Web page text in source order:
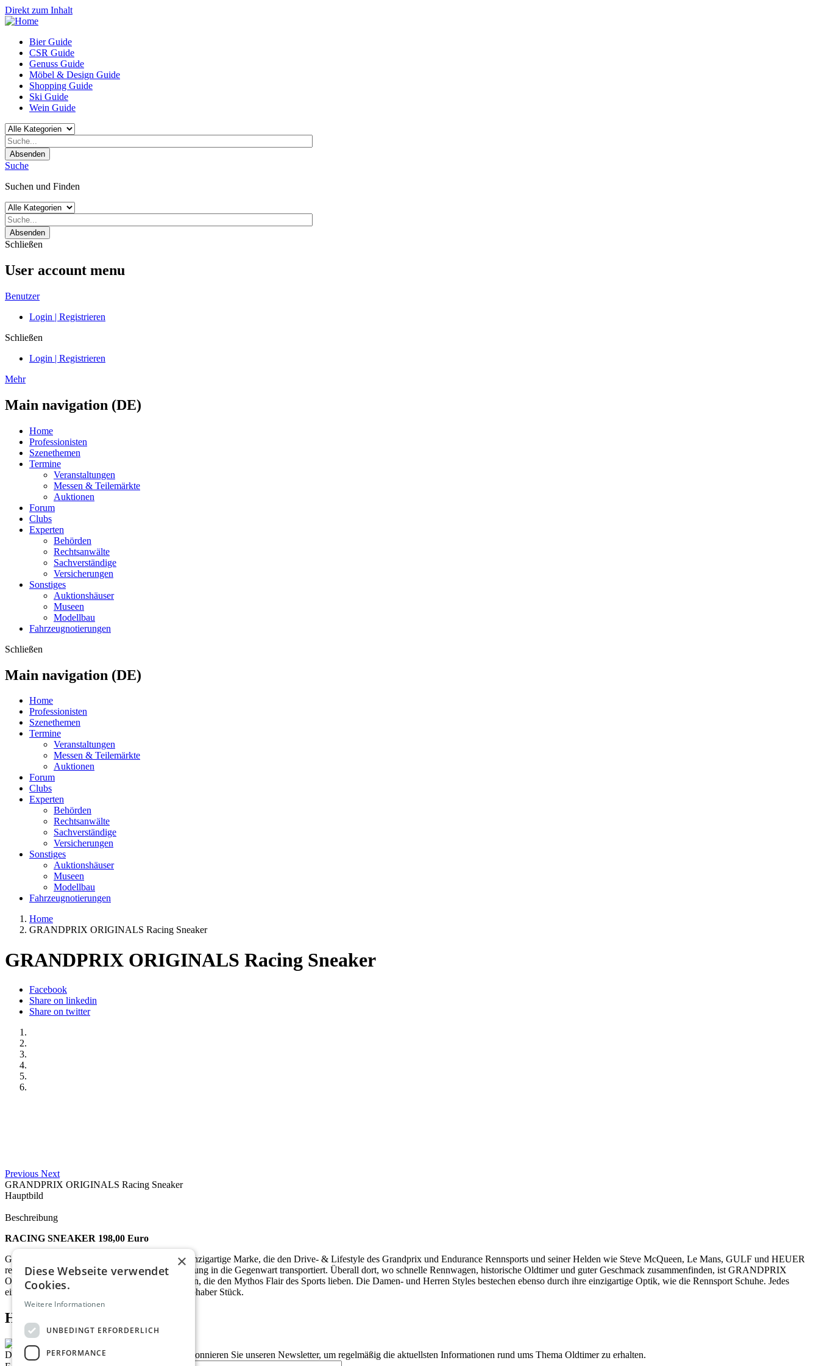
Direkt zum Inhalt
Bier Guide
CSR Guide
Genuss Guide
Möbel & Design Guide
Shopping Guide
Ski Guide
Wein Guide
Absenden
Suche
Suchen und Finden
Absenden
Schließen
User account menu
Benutzer
Login | Registrieren
Schließen
Login | Registrieren
Mehr
Main navigation (DE)
Home
Professionisten
Szenethemen
Termine
Veranstaltungen
Messen & Teilemärkte
Auktionen
Forum
Clubs
Experten
Behörden
Rechtsanwälte
Sachverständige
Versicherungen
Sonstiges
Auktionshäuser
Museen
Modellbau
Fahrzeugnotierungen
Schließen
Main navigation (DE)
Home
Professionisten
Szenethemen
Termine
Veranstaltungen
Messen & Teilemärkte
Auktionen
Forum
Clubs
Experten
Behörden
Rechtsanwälte
Sachverständige
Versicherungen
Sonstiges
Auktionshäuser
Museen
Modellbau
Fahrzeugnotierungen
Home
GRANDPRIX ORIGINALS Racing Sneaker
GRANDPRIX ORIGINALS Racing Sneaker
Facebook
Share on linkedin
Share on twitter
Previous Next
GRANDPRIX ORIGINALS Racing Sneaker
Hauptbild
Beschreibung
RACING SNEAKER 198,00 Euro
GRANDPRIX ORIGINALS ist eine weltweit einzigartige Marke, die den Drive- & Lifestyle des Grandprix und Endurance Rennsports und seiner Helden wie Steve McQueen, Le Mans, GULF und HEUER
reflektiert und mit hochwertiger, modischer Kleidung in die Gegenwart transportiert. Überall dort, wo schnelle Rennwagen, historische Oldtimer und guter Geschmack zusammenfinden, ist GRANDPRIX
ORIGINALS zuhause. Für Menschen mit Passion, die den Mythos Flair des Sports lieben. Die Damen- und Herren Styles bestechen ebenso durch ihre einzigartige Optik, wie die Rennsport Schuhe. Jedes
einzelne Teil der Kollektionen ist ein wahres Liebhaber Stück.
Homepage advert block
Description Bleiben Sie auf dem Laufenden
Abonnieren Sie unseren Newsletter, um regelmäßig die aktuellsten Informationen rund ums Thema Oldtimer zu erhalten.
×
Diese Webseite verwendet
Cookies.
Weitere Informationen
UNBEDINGT ERFORDERLICH
PERFORMANCE